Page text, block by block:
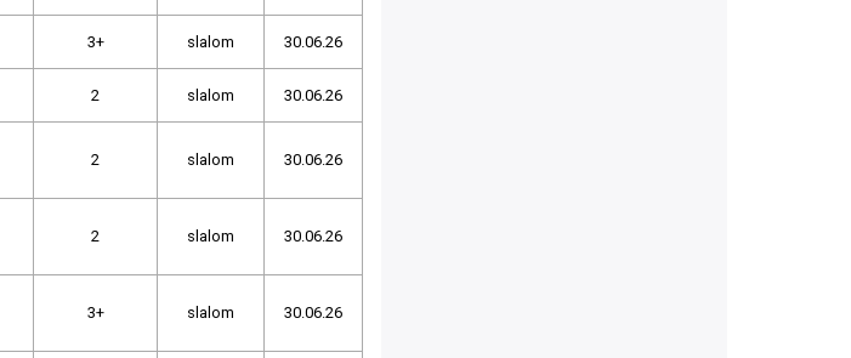
3+ slalom 30.06.26
2 slalom 30.06.26
2 slalom 30.06.26
2 slalom 30.06.26
3+ slalom 30.06.26